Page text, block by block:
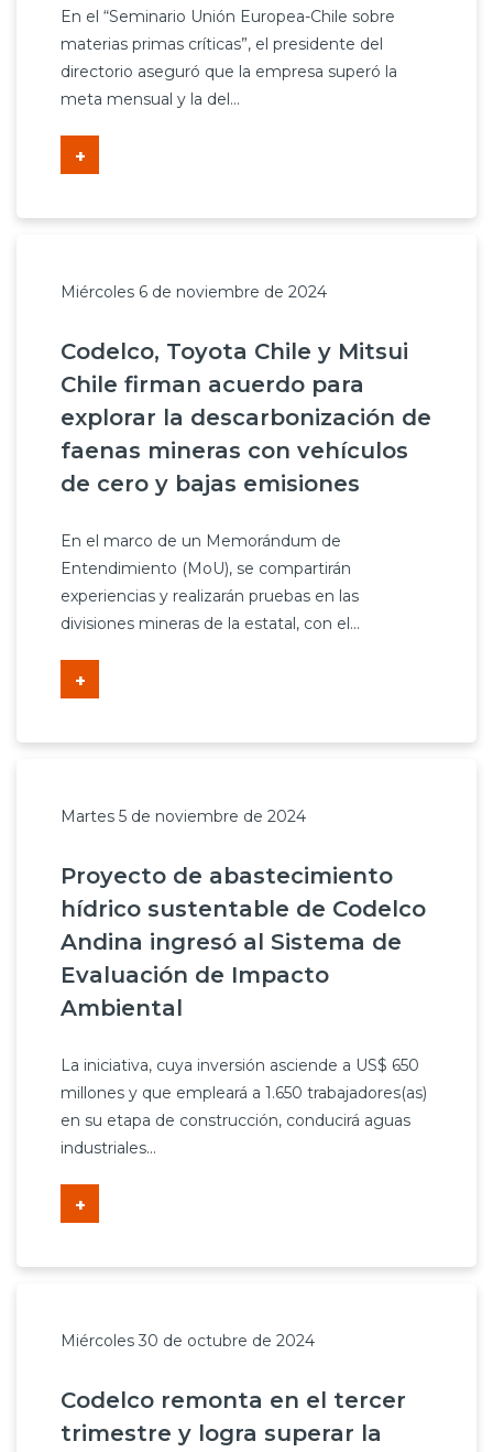
En el “Seminario Unión Europea-Chile sobre
materias primas críticas”, el presidente del
directorio aseguró que la empresa superó la
meta mensual y la del...
+
Miércoles 6 de noviembre de 2024
Codelco, Toyota Chile y Mitsui
Chile firman acuerdo para
explorar la descarbonización de
faenas mineras con vehículos
de cero y bajas emisiones
En el marco de un Memorándum de
Entendimiento (MoU), se compartirán
experiencias y realizarán pruebas en las
divisiones mineras de la estatal, con el...
+
Martes 5 de noviembre de 2024
Proyecto de abastecimiento
hídrico sustentable de Codelco
Andina ingresó al Sistema de
Evaluación de Impacto
Ambiental
La iniciativa, cuya inversión asciende a US$ 650
millones y que empleará a 1.650 trabajadores(as)
en su etapa de construcción, conducirá aguas
industriales...
+
Miércoles 30 de octubre de 2024
Codelco remonta en el tercer
trimestre y logra superar la